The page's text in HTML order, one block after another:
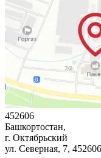
452606
Башкортостан,
г. Октябрьский
ул. Северная, 7, 452606